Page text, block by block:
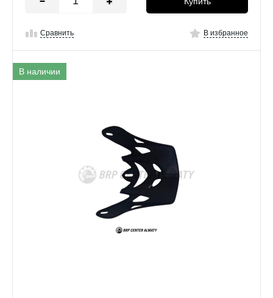
Сравнить В избранное
В наличии